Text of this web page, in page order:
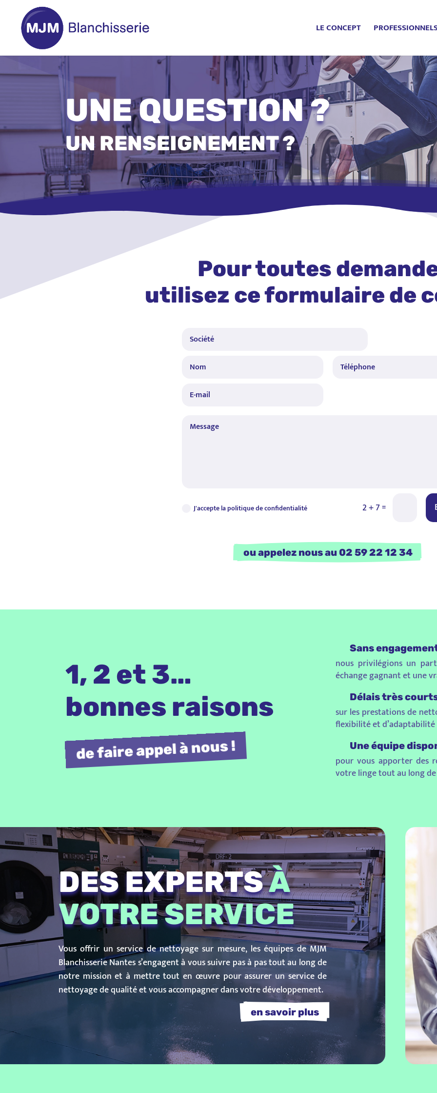
LE CONCEPT
UNE QUESTION ?
UN RENSEIGNEMENT ?
Pour toutes
utilisez ce formulaire de
J'accepte la politique de confidentialité 2 + 7=
    ou appelez nous au 02 59 22 12 34
1, 2 et 3…
bonnes raisons
de faire appel à nous !
Sans
nous privilégions un
échange gagnant et une
Délais très
sur les prestations de
flexibilité et d’adaptabilité
Une équipe
pour vous apporter des
votre linge tout au long
DES EXPERTSÀ
VOTRE SERVICE
Vous offrir un service de nettoyage sur mesure, les équipes de MJM
Blanchisserie Nantes s’engagent à vous suivre pas à pas tout au long de
notre mission et à mettre tout en œuvre pour assurer un service de
nettoyage de qualité et vous accompagner dans votre développement.
    en savoir plus